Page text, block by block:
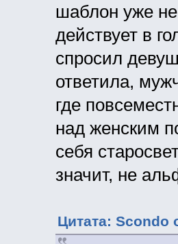
шаблон уже
действует в
спросил
ответила,
где
над женским
себя
значит, не
Цитата: Scondo